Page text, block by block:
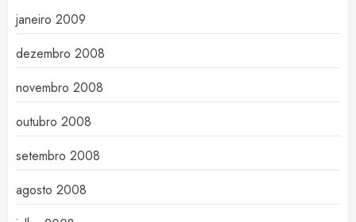
janeiro 2009
dezembro 2008
novembro 2008
outubro 2008
setembro 2008
agosto 2008